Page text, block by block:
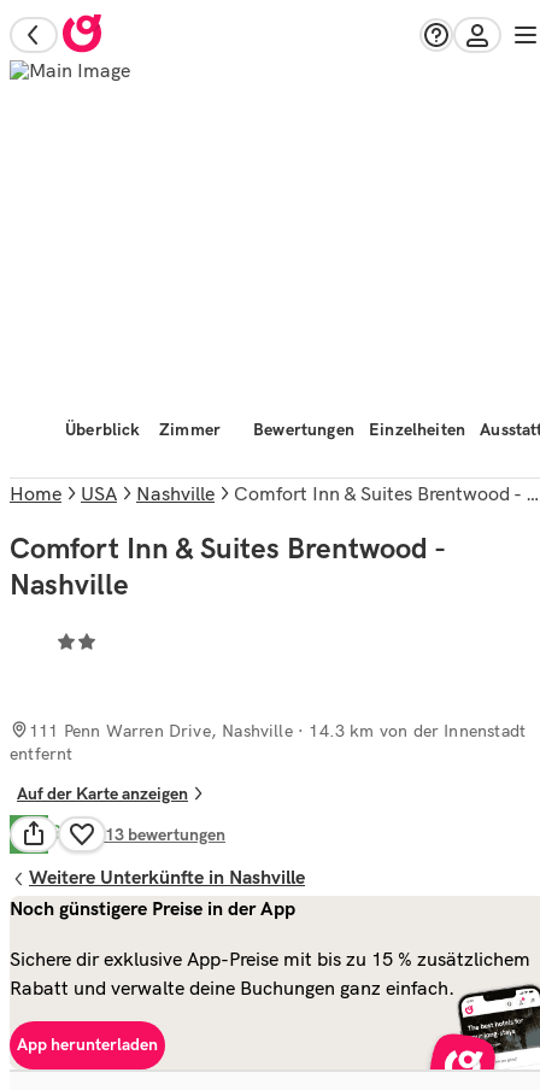
Überblick Zimmer Bewertungen Einzelheiten
Home USA Nashville Comfort Inn & Suites Brentwood - Nashville
Comfort Inn & Suites Brentwood -
Nashville
111 Penn Warren Drive, Nashville· 14.3 km von der Innenstadt
entfernt
Auf der Karte anzeigen
7.9 Gut1.213 bewertungen
Weitere Unterkünfte in Nashville
Noch günstigere Preise in der App
Sichere dir exklusive App-Preise mit bis zu 15 % zusätzlichem
Rabatt und verwalte deine Buchungen ganz einfach.
App herunterladen